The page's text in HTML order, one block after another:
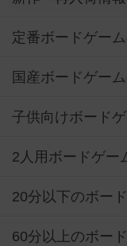
定番ボードゲー
国産ボードゲー
子供向けボード
2人用ボードゲー
20分以下のボー
60分以上のボー